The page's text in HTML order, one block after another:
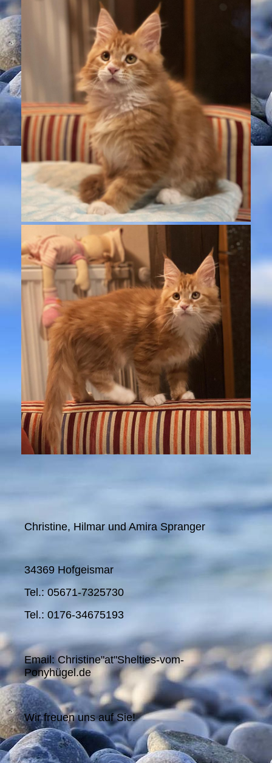
Christine, Hilmar und Amira Spranger
34369 Hofgeismar
Tel.: 05671-7325730
Tel.: 0176-34675193
Email: Christine"at"Shelties-vom-
Ponyhügel.de
Wir freuen uns auf Sie!